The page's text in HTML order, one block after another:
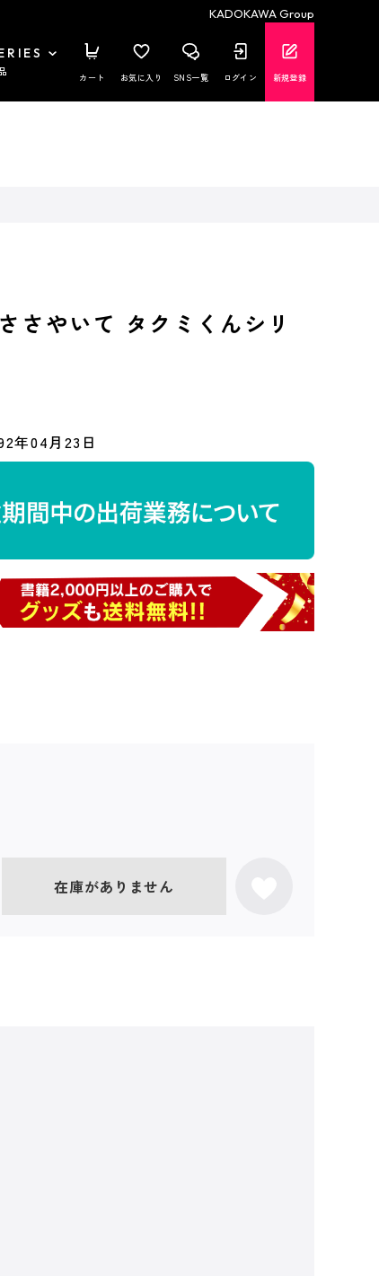
KADOKAWA Group
カート お気に入り SNS一覧 ログイン 新規登録
さやいて タクミくんシリ
年04月23日
在庫がありません